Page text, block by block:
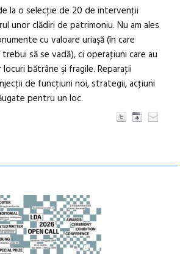
la o selecţie de 20 de intervenţii
unor clădiri de patrimoniu. Nu am ales
cu valoare uriaşă (în care
să se vadă), ci operaţiuni care au
bătrâne şi fragile. Reparaţii
de funcţiuni noi, strategii, acţiuni
pentru un loc.